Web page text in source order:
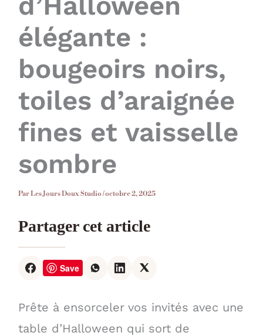
élégante :
bougeoirs noirs,
toiles d’araignée
fines et vaisselle
sombre
ParLes Jours Doux Studio/octobre 2, 2025
Partager cet article
Save
Prête à ensorceler vos invités avec une
table d’Halloween qui sort de